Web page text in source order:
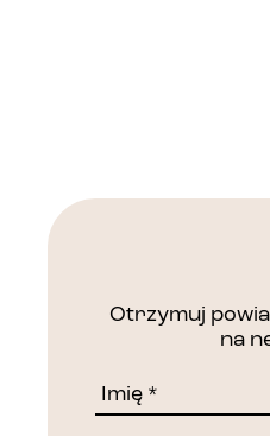
Otrzymuj
na